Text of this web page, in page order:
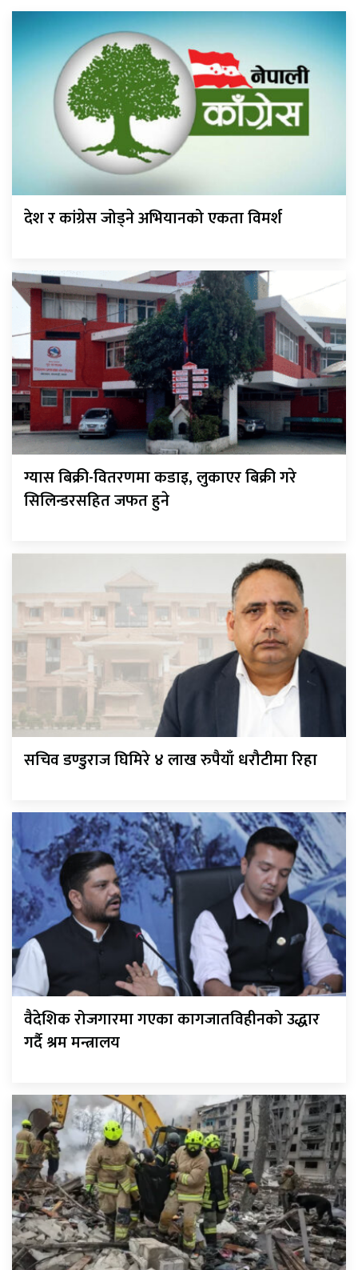
देश र कांग्रेस जोड्ने अभियानको एकता विमर्श
ग्यास बिक्री-वितरणमा कडाइ, लुकाएर बिक्री गरे
सिलिन्डरसहित जफत हुने
सचिव डण्डुराज घिमिरे ४ लाख रुपैयाँ धरौटीमा रिहा
वैदेशिक रोजगारमा गएका कागजातविहीनको उद्धार
गर्दै श्रम मन्त्रालय